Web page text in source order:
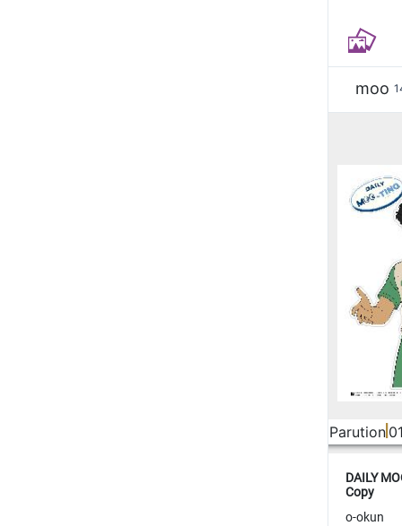
moo
Parution
DAILY
Copy
o-okun